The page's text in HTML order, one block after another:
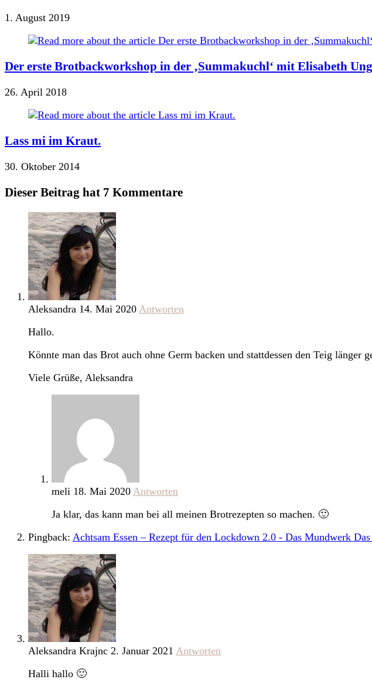
1. August 2019
Der erste Brotbackworkshop in der ‚Summakuchl‘ mit Elisabeth
26. April 2018
Lass mi im Kraut.
30. Oktober 2014
Dieser Beitrag hat 7 Kommentare
Aleksandra 14. Mai 2020 Antworten
Hallo.
Könnte man das Brot auch ohne Germ backen und stattdessen den Teig länger
Viele Grüße, Aleksandra
meli 18. Mai 2020 Antworten
Ja klar, das kann man bei all meinen Brotrezepten so machen. 🙂
Pingback: Achtsam Essen – Rezept für den Lockdown 2.0 - Das Mundwerk
Aleksandra Krajnc 2. Januar 2021 Antworten
Halli hallo 🙂